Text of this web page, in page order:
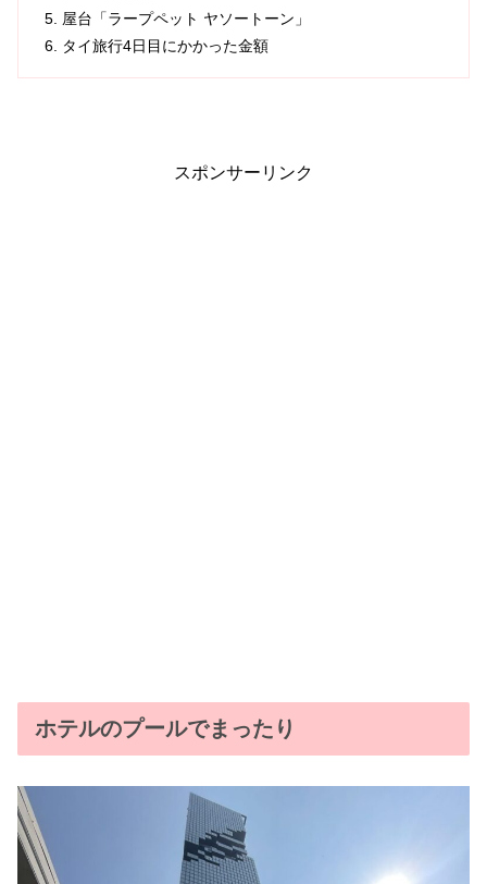
屋台「ラープペット ヤソートーン」
タイ旅行4日目にかかった金額
スポンサーリンク
ホテルのプールでまったり